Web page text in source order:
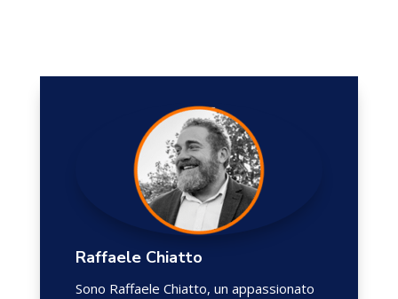
Raffaele Chiatto
Sono Raffaele Chiatto, un appassionato